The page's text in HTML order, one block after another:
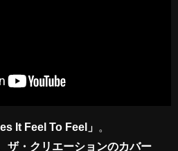
It Feel To Feel」
ザ・クリエーションのカバー